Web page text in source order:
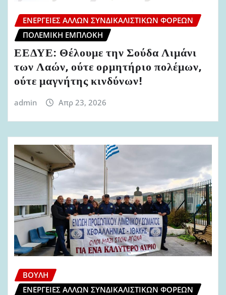
ΕΝΈΡΓΕΙΕΣ ΆΛΛΩΝ ΣΥΝΔΙΚΑΛΙΣΤΙΚΏΝ ΦΟΡΈΩΝ
ΠΟΛΕΜΙΚΉ ΕΜΠΛΟΚΉ
ΕΕΔΥΕ: Θέλουμε την Σούδα Λιμάνι
των Λαών, ούτε ορμητήριο πολέμων,
ούτε μαγνήτης κινδύνων!
admin Απρ 23, 2026
ΒΟΥΛΉ
ΕΝΈΡΓΕΙΕΣ ΆΛΛΩΝ ΣΥΝΔΙΚΑΛΙΣΤΙΚΏΝ ΦΟΡΈΩΝ